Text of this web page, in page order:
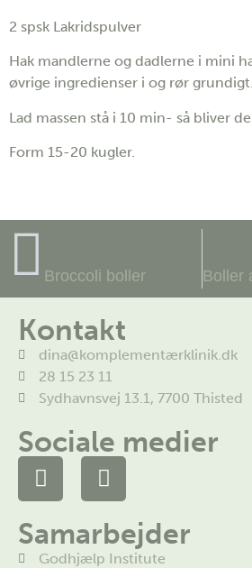
2 spsk Lakridspulver
Hak mandlerne og dadlerne i mini
øvrige ingredienser i og rør grundigt.
Lad massen stå i 10 min- så bliver
Form 15-20 kugler.
Broccoli boller
Kontakt
dina@komplementærklinik.dk
28 15 23 11
Sydhavnsvej 13.1, 7700 Thisted
Sociale medier
Samarbejder
Godhjælp Institute